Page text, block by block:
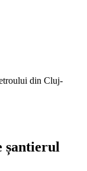
din Cluj-
șantierul